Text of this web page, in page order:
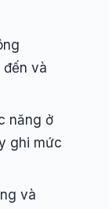
và
năng ở
ghi mức
và